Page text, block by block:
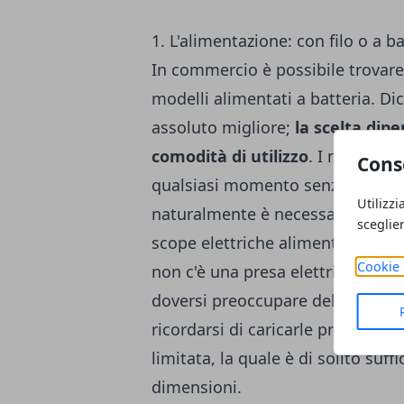
Cookie
1. L'alimentazione: con filo o a
In commercio è possibile
modelli alimentati a batteria.
assoluto migliore; la scelta
comodità di utilizzo. I modelli
qualsiasi momento senza
naturalmente è necessario
scope elettriche alimentate a
non c'è una presa elettrica nelle
doversi preoccupare
ricordarsi di caricarle prima
limitata, la quale è di solito
dimensioni.